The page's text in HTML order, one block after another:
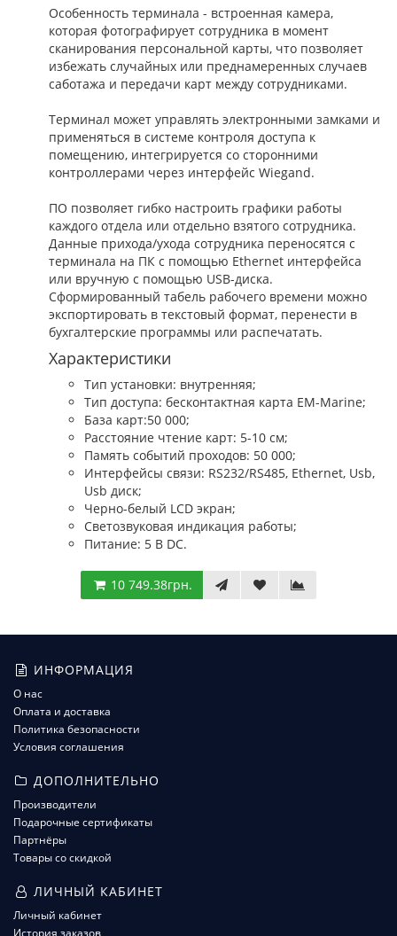
Особенность терминала - встроенная камера,
которая фотографирует сотрудника в момент
сканирования персональной карты, что позволяет
избежать случайных или преднамеренных случаев
саботажа и передачи карт между сотрудниками.
Терминал может управлять электронными замками и
применяться в системе контроля доступа к
помещению, интегрируется со сторонними
контроллерами через интерфейс Wiegand.
ПО позволяет гибко настроить графики работы
каждого отдела или отдельно взятого сотрудника.
Данные прихода/ухода сотрудника переносятся с
терминала на ПК с помощью Ethernet интерфейса
или вручную с помощью USB-диска.
Сформированный табель рабочего времени можно
экспортировать в текстовый формат, перенести в
бухгалтерские программы или распечатать.
Характеристики
Тип установки: внутренняя;
Тип доступа: бесконтактная карта EM-Marine;
База карт:50 000;
Расстояние чтение карт: 5-10 см;
Память событий проходов: 50 000;
Интерфейсы связи: RS232/RS485, Ethernet, Usb,
Usb диск;
Черно-белый LCD экран;
Светозвуковая индикация работы;
Питание: 5 В DC.
10 749.38грн.
ИНФОРМАЦИЯ
О нас
Оплата и доставка
Политика безопасности
Условия соглашения
ДОПОЛНИТЕЛЬНО
Производители
Подарочные сертификаты
Партнёры
Товары со скидкой
ЛИЧНЫЙ КАБИНЕТ
Личный кабинет
История заказов